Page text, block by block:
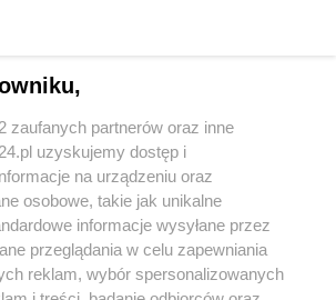
zaufanych partnerów oraz inne
uzyskujemy dostęp i
na urządzeniu oraz
osobowe, takie jak unikalne
informacje wysyłane przez
przeglądania w celu zapewniania
reklam, wybór spersonalizowanych